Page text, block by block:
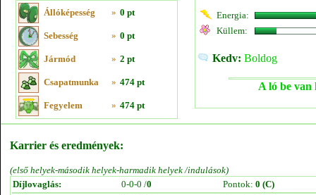
Állóképesség » 0 pt
Sebesség » 0 pt
Jármód » 2 pt
Csapatmunka » 474 pt
Fegyelem » 474 pt
Energia:
Küllem:
Kedv: Boldog
A ló be van
Karrier és eredmények:
(első helyek-második helyek-harmadik helyek /indulások)
Díjlovaglás:
0-0-0 /0 Pontok: 0 (C)